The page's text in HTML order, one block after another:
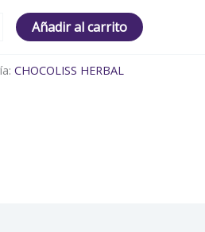
Añadir al carrito
CHOCOLISS HERBAL